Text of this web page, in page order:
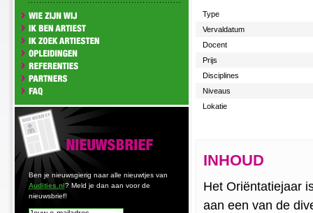
Ben je nieuwsgierig naar alle nieuwtjes van
Audities.nl? Meld je dan aan voor de
nieuwsbrief!
Type
Vervaldatum
Docent
Prijs
Disciplines
Niveaus
Lokatie
INHOUD
Het Oriëntatiejaar
aan een van de